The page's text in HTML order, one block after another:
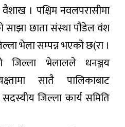
। पश्चिम नवलपरासीमा
साझा छाता संस्था पौडेल वंश
भेला सम्पन्न भएको छ(रा ।
भेलालले धनञ्जय
सातै पालिकाबाट
सदस्यीय जिल्ला कार्य समिति